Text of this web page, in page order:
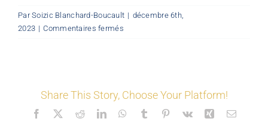
LES COORDONNÉS
Nos partenaires
ParSoizic Blanchard-Boucault | décembre 6th,
2023 | Commentaires ferméssur
Share This Story, Choose Your Platform!
Facebook RedditLinkedInWhatsApp
Tumblr Pinterest
Vk XingEmail